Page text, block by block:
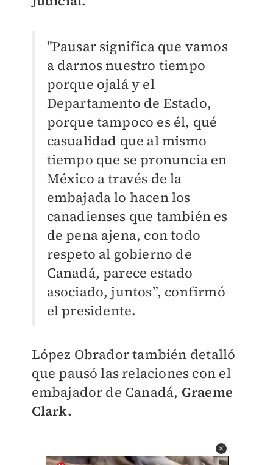
"Pausar significa que vamos
a darnos nuestro tiempo
porque ojalá y el
Departamento de Estado,
porque tampoco es él, qué
casualidad que al mismo
tiempo que se pronuncia en
México a través de la
embajada lo hacen los
canadienses que también es
de pena ajena, con todo
respeto al gobierno de
Canadá, parece estado
asociado, juntos”, confirmó
el presidente.
López Obrador también detalló
que pausó las relaciones con el
embajador de Canadá, Graeme
Clark.